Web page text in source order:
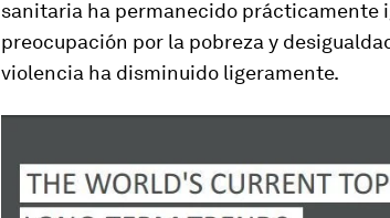
sanitaria ha permanecido prácticamente
preocupación por la pobreza y
violencia ha disminuido ligeramente.